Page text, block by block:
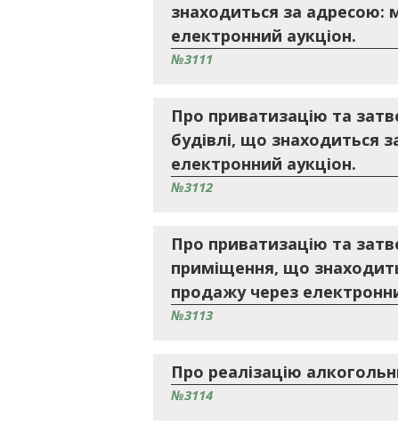
знаходиться за адресою:
електронний аукціон.
№3111
Про приватизацію та
будівлі, що знаходиться
електронний аукціон.
№3112
Про приватизацію та
приміщення, що
продажу через
№3113
Про реалізацію
№3114